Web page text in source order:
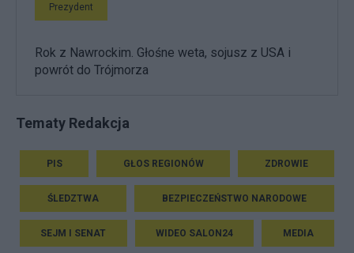
Prezydent
Rok z Nawrockim. Głośne weta, sojusz z USA i
powrót do Trójmorza
Tematy Redakcja
PIS GŁOS REGIONÓW ZDROWIE
ŚLEDZTWA BEZPIECZEŃSTWO NARODOWE
SEJM I SENAT WIDEO SALON24 MEDIA